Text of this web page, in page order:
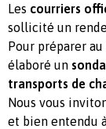
Les courriers
sollicité un
Pour préparer
élaboré un
transports de
Nous vous
et bien entendu